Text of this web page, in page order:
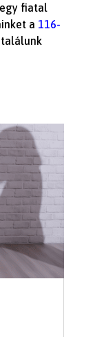
fiatal
a 116-
találunk